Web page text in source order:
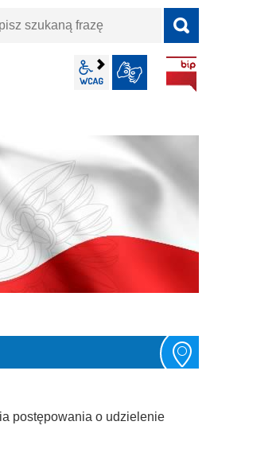
wcag2.1
postępowania o udzielenie